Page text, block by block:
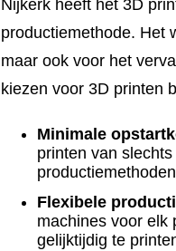
Nijkerk heeft het 3D
productiemethode. Het
maar ook voor het
kiezen voor 3D printen
Minimale
printen van
Flexibele
machines voor elk
gelijktijdig te